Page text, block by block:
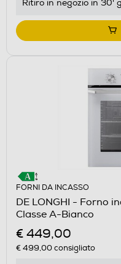
Ritiro in negozio in 30'
FORNI DA INCASSO
DE LONGHI - Forno
Classe A-Bianco
€ 449,00
€ 499,00consigliato